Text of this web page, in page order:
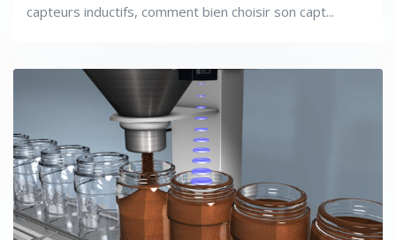
capteurs inductifs, comment bien choisir son capt...